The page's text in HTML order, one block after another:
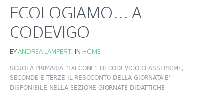
ECOLOGIAMO… A
CODEVIGO
BYANDREA LAMPERTI IN HOME
SCUOLA PRIMARIA “FALCONE” DI CODEVIGO CLASSI PRIME,
SECONDE E TERZE IL RESOCONTO DELLA GIORNATA E’
DISPONIBILE NELLA SEZIONE GIORNATE DIDATTICHE